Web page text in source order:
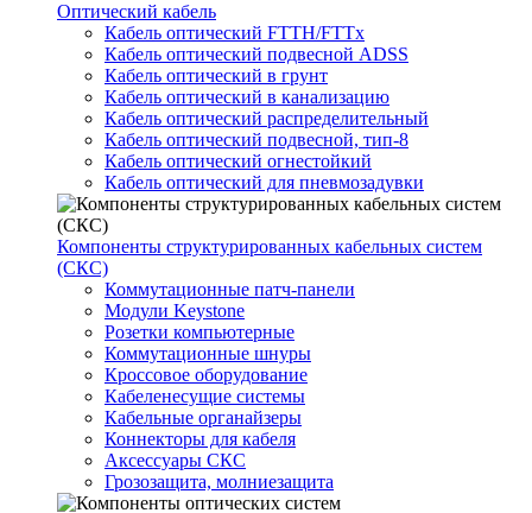
Оптический кабель
Кабель оптический FTTH/FTTx
Кабель оптический подвесной ADSS
Кабель оптический в грунт
Кабель оптический в канализацию
Кабель оптический распределительный
Кабель оптический подвесной, тип-8
Кабель оптический огнестойкий
Кабель оптический для пневмозадувки
Компоненты структурированных кабельных систем
(СКС)
Коммутационные патч-панели
Модули Keystone
Розетки компьютерные
Коммутационные шнуры
Кроссовое оборудование
Кабеленесущие системы
Кабельные органайзеры
Коннекторы для кабеля
Аксессуары СКС
Грозозащита, молниезащита